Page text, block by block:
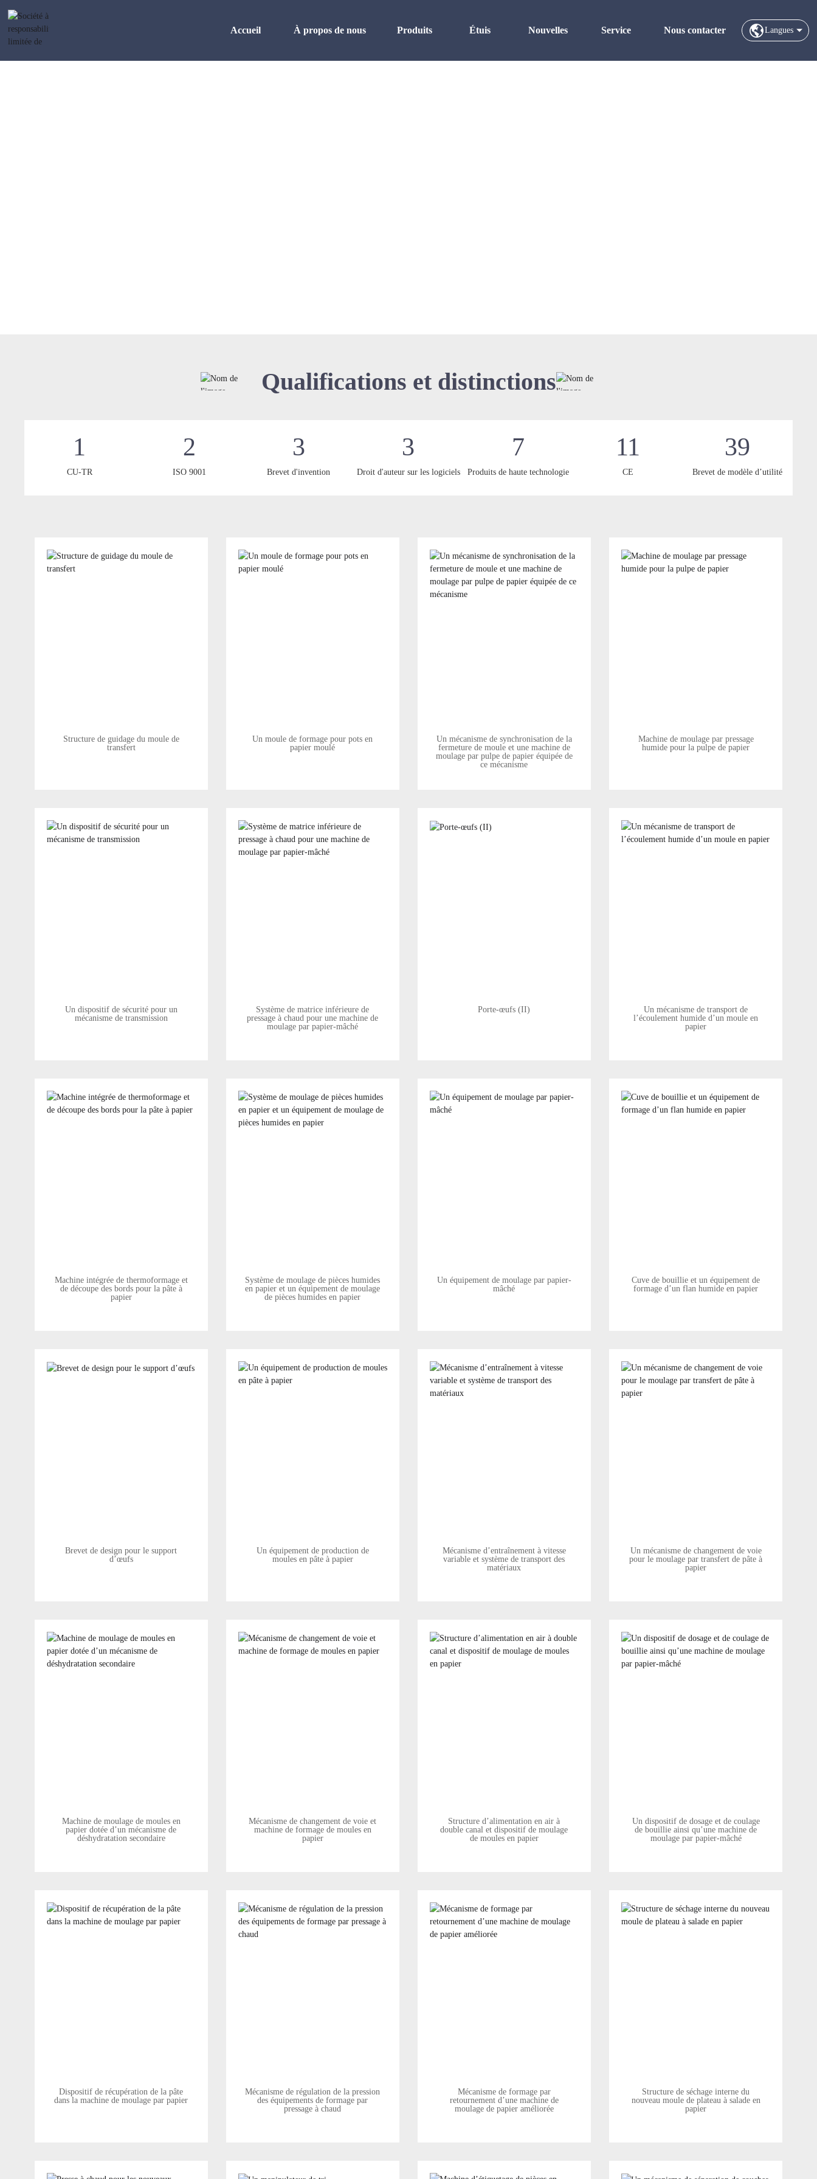
Accueil À propos de nous Produits Étuis Nouvelles Service Nous contacter Langues
Qualifications et distinctions
1
CU-TR
2
ISO 9001
3
Brevet d'invention
3
Droit d'auteur sur les logiciels
7
Produits de haute technologie
11
CE
39
Brevet de modèle d’utilité
Structure de guidage du moule de
transfert
Un moule de formage pour pots en
papier moulé
Un mécanisme de synchronisation de la
fermeture de moule et une machine de
moulage par pulpe de papier équipée de
ce mécanisme
Machine de moulage par pressage
humide pour la pulpe de papier
Un dispositif de sécurité pour un
mécanisme de transmission
Système de matrice inférieure de
pressage à chaud pour une machine de
moulage par papier-mâché
Porte-œufs (II)
Un mécanisme de transport de
l’écoulement humide d’un moule en
papier
Machine intégrée de thermoformage et
de découpe des bords pour la pâte à
papier
Système de moulage de pièces humides
en papier et un équipement de moulage
de pièces humides en papier
Un équipement de moulage par papier-
mâché
Cuve de bouillie et un équipement de
formage d’un flan humide en papier
Brevet de design pour le support
d’œufs
Un équipement de production de
moules en pâte à papier
Mécanisme d’entraînement à vitesse
variable et système de transport des
matériaux
Un mécanisme de changement de voie
pour le moulage par transfert de pâte à
papier
Machine de moulage de moules en
papier dotée d’un mécanisme de
déshydratation secondaire
Mécanisme de changement de voie et
machine de formage de moules en
papier
Structure d’alimentation en air à
double canal et dispositif de moulage
de moules en papier
Un dispositif de dosage et de coulage
de bouillie ainsi qu’une machine de
moulage par papier-mâché
Dispositif de récupération de la pâte
dans la machine de moulage par papier
Mécanisme de régulation de la pression
des équipements de formage par
pressage à chaud
Mécanisme de formage par
retournement d’une machine de
moulage de papier améliorée
Structure de séchage interne du
nouveau moule de plateau à salade en
papier